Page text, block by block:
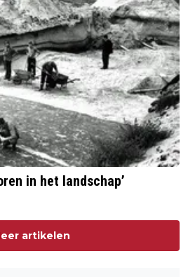
in het landschap’
artikelen